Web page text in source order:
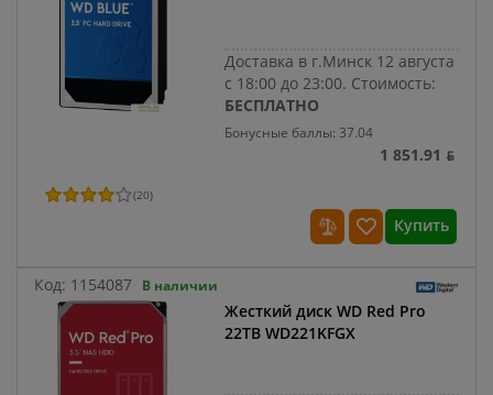
Доставка в г.Минск 12 августа
с 18:00 до 23:00. Стоимость:
БЕСПЛАТНО
Бонусные баллы: 37.04
1 851.91 ƃ
(20)
Купить
Код: 1154087 В наличии
Жесткий диск WD Red Pro
22TB WD221KFGX